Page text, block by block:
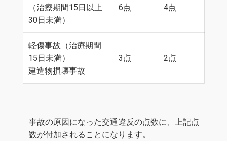
（治療期間15日以上
30日未満）
6点 4点
軽傷事故（治療期間
15日未満）
建造物損壊事故
3点 2点
事故の原因になった交通違反の点数に、上記点
数が付加されることになります。